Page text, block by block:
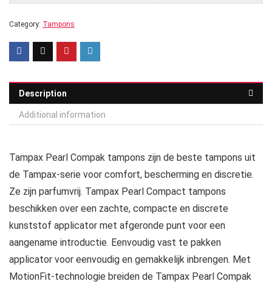
Category: Tampons
Description
Additional information
Tampax Pearl Compak tampons zijn de beste tampons uit
de Tampax-serie voor comfort, bescherming en discretie.
Ze zijn parfumvrij. Tampax Pearl Compact tampons
beschikken over een zachte, compacte en discrete
kunststof applicator met afgeronde punt voor een
aangename introductie. Eenvoudig vast te pakken
applicator voor eenvoudig en gemakkelijk inbrengen. Met
MotionFit-technologie breiden de Tampax Pearl Compak